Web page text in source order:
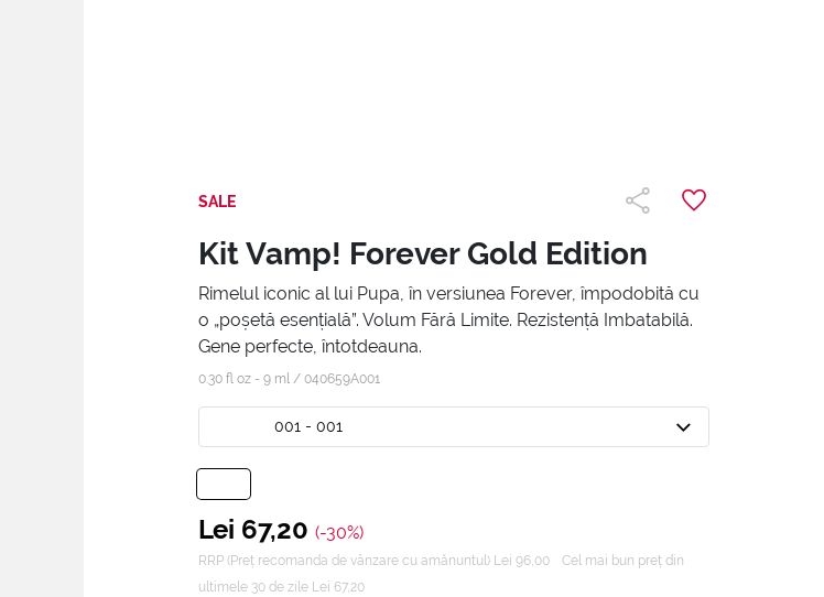
SALE
Kit Vamp! Forever Gold Edition
Rimelul iconic al lui Pupa, în versiunea Forever, împodobită cu
o „poșetă esențială”. Volum Fără Limite. Rezistență Imbatabilă.
Gene perfecte, întotdeauna.
0.30 fl oz - 9 ml / 040659A001
001 - 001
Lei 67,20 (-30%)
RRP (Preț recomanda de vânzare cu amănuntul) Lei 96,00
Cel mai bun preț din
ultimele 30 de zile Lei 67,20